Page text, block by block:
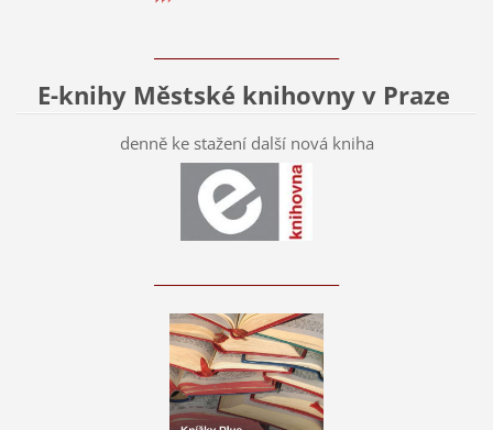
E-knihy Městské knihovny v Praze
denně ke stažení další nová kniha